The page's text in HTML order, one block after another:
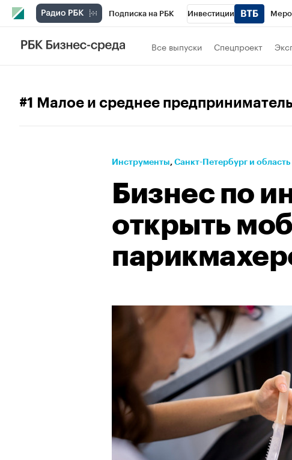
Подписка на РБК Инвестиции
Телеканал Все выпуски Спецпроект
#1 Малое и среднее
Инструменты⁠, Санкт-Петербург и область
Бизнес по
открыть